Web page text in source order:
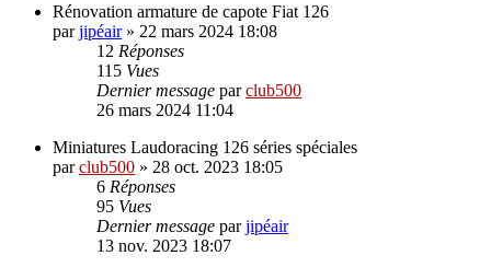
Rénovation armature de capote Fiat 126
parjipéair» 22 mars 2024 18:08
12 Réponses
115 Vues
Dernier message parclub500
26 mars 2024 11:04
Miniatures Laudoracing 126 séries spéciales
parclub500 » 28 oct. 2023 18:05
6 Réponses
95 Vues
Dernier message parjipéair
13 nov. 2023 18:07